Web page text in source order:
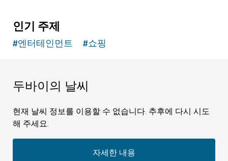
인기 주제
#엔터테인먼트 #쇼핑
두바이의 날씨
현재 날씨 정보를 이용할 수 없습니다. 추후에 다시 시도
해 주세요.
자세한 내용